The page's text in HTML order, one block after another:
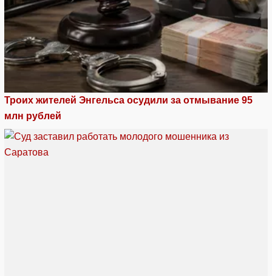
Троих жителей Энгельса осудили за отмывание 95
млн рублей